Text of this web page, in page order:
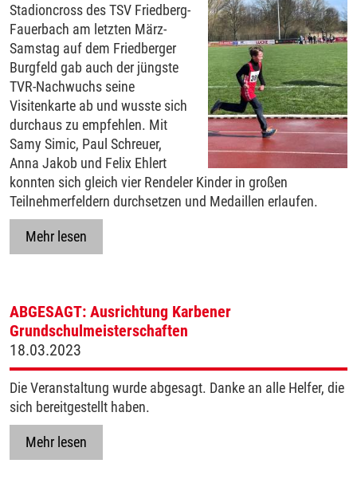
Stadioncross des TSV Friedberg-
Fauerbach am letzten März-
Samstag auf dem Friedberger
Burgfeld gab auch der jüngste
TVR-Nachwuchs seine
Visitenkarte ab und wusste sich
durchaus zu empfehlen. Mit
Samy Simic, Paul Schreuer,
Anna Jakob und Felix Ehlert
konnten sich gleich vier Rendeler Kinder in großen
Teilnehmerfeldern durchsetzen und Medaillen erlaufen.
Mehr lesen
ABGESAGT: Ausrichtung Karbener
Grundschulmeisterschaften
18.03.2023
Die Veranstaltung wurde abgesagt. Danke an alle Helfer, die
sich bereitgestellt haben.
Mehr lesen